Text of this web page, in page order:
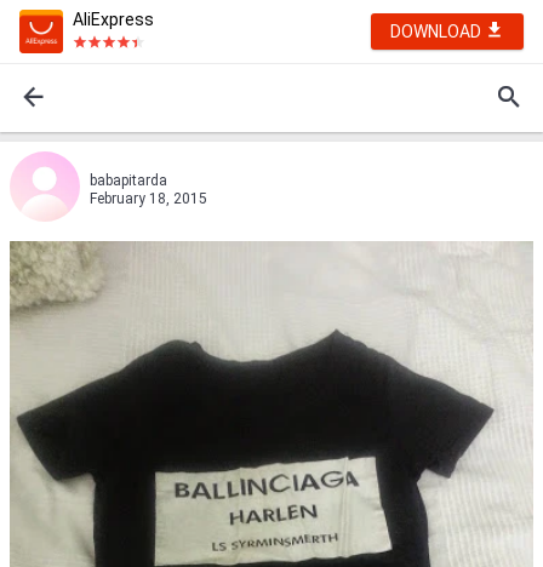
AliExpress
DOWNLOAD
babapitarda
February 18, 2015